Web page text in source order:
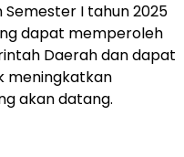
Semester I tahun 2025
dapat memperoleh
Daerah dan dapat
meningkatkan
akan datang.